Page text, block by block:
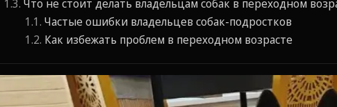
Что не стоит делать владельцам собак в переходном
Частые ошибки владельцев собак-подростков
Как избежать проблем в переходном возрасте